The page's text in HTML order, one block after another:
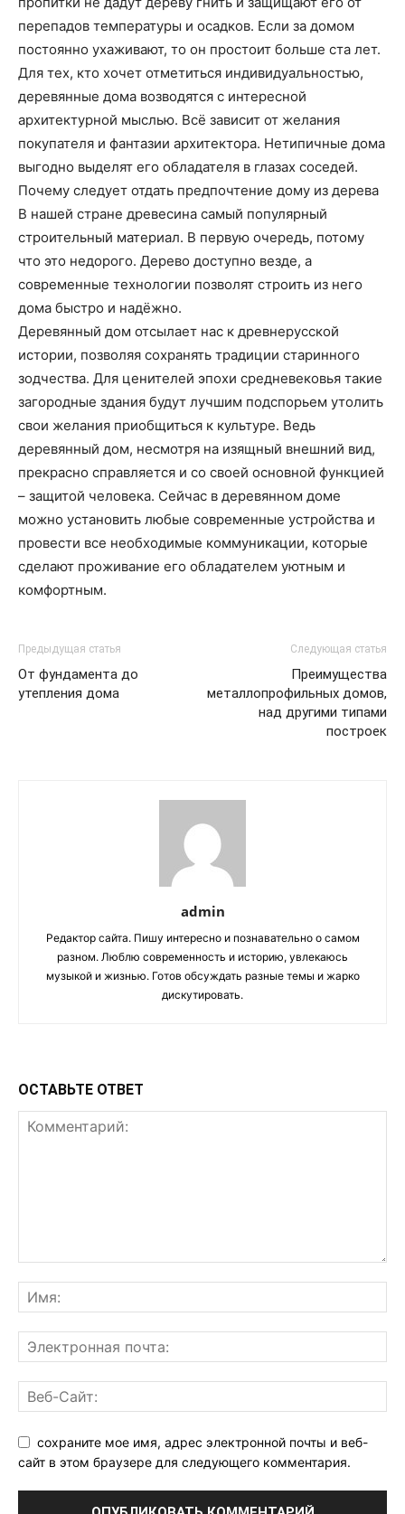
перепадов температуры и осадков. Если за домом
постоянно ухаживают, то он простоит больше ста лет.
Для тех, кто хочет отметиться индивидуальностью,
деревянные дома возводятся с интересной
архитектурной мыслью. Всё зависит от желания
покупателя и фантазии архитектора. Нетипичные дома
выгодно выделят его обладателя в глазах соседей.
Почему следует отдать предпочтение дому из дерева
В нашей стране древесина самый популярный
строительный материал. В первую очередь, потому
что это недорого. Дерево доступно везде, а
современные технологии позволят строить из него
дома быстро и надёжно.
Деревянный дом отсылает нас к древнерусской
истории, позволяя сохранять традиции старинного
зодчества. Для ценителей эпохи средневековья такие
загородные здания будут лучшим подспорьем утолить
свои желания приобщиться к культуре. Ведь
деревянный дом, несмотря на изящный внешний вид,
прекрасно справляется и со своей основной функцией
– защитой человека. Сейчас в деревянном доме
можно установить любые современные устройства и
провести все необходимые коммуникации, которые
сделают проживание его обладателем уютным и
комфортным.
Предыдущая статья
От фундамента до
утепления дома
Следующая статья
Преимущества
металлопрофильных домов,
над другими типами
построек
admin
Редактор сайта. Пишу интересно и познавательно о самом
разном. Люблю современность и историю, увлекаюсь
музыкой и жизнью. Готов обсуждать разные темы и жарко
дискутировать.
ОСТАВЬТЕ ОТВЕТ
сохраните мое имя, адрес электронной почты и веб-
сайт в этом браузере для следующего комментария.